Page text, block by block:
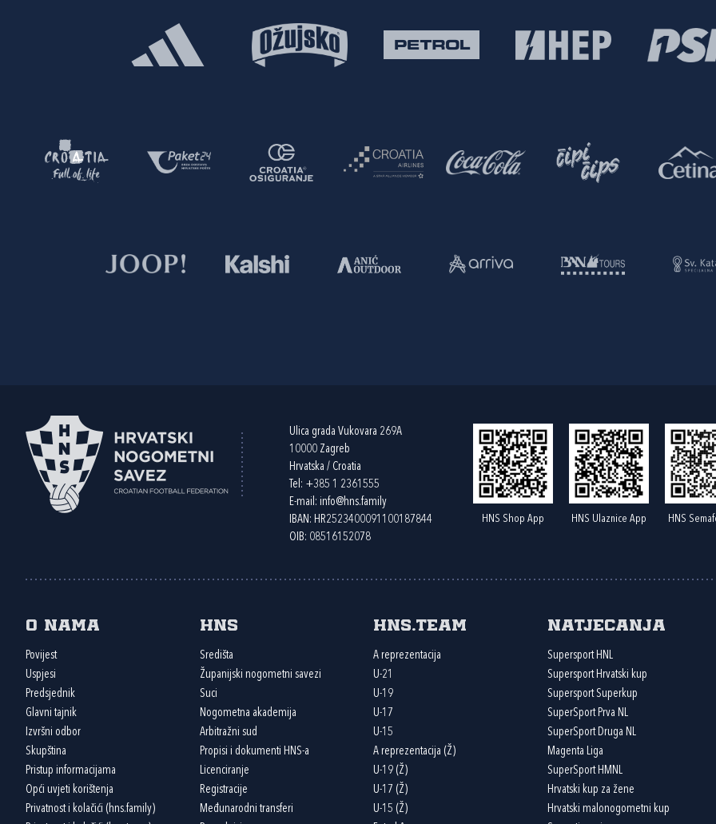
Ulica grada Vukovara 269A
10000 Zagreb
Hrvatska / Croatia
Tel: +385 1 2361555
E-mail: info@hns.family
IBAN: HR2523400091100187844
OIB: 08516152078
HNS Shop App HNS Ulaznice App HNS
O nama
Povijest
Uspjesi
Predsjednik
Glavni tajnik
Izvršni odbor
Skupština
Pristup informacijama
Opći uvjeti korištenja
Privatnost i kolačići (hns.family)
HNS
Središta
Županijski nogometni savezi
Suci
Nogometna akademija
Arbitražni sud
Propisi i dokumenti HNS-a
Licenciranje
Registracije
Međunarodni transferi
HNS.team
A reprezentacija
U-21
U-19
U-17
U-15
A reprezentacija (Ž)
U-19 (Ž)
U-17 (Ž)
U-15 (Ž)
Natjecanja
Supersport HNL
Supersport Hrvatski kup
Supersport Superkup
SuperSport Prva NL
SuperSport Druga NL
Magenta Liga
SuperSport HMNL
Hrvatski kup za žene
Hrvatski malonogometni kup